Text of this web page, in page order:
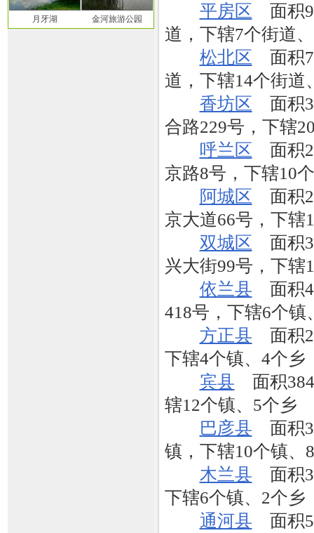
月牙湖 金河旅游公园
平房区 面积
道，下辖7个街道
松北区 面积
道，下辖14个街道
香坊区 面积
合路229号，下辖
呼兰区 面积
京路8号，下辖10
阿城区 面积
京大道66号，下辖
双城区 面积
兴大街99号，下辖
依兰县 面积
418号，下辖6个镇
方正县 面积
下辖4个镇、4个乡
宾县 面积
辖12个镇、5个乡
巴彦县 面积
镇，下辖10个镇、
木兰县 面积
下辖6个镇、2个乡
通河县 面积